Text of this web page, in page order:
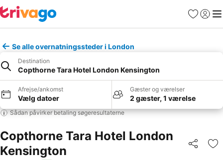
Favoritter
Log ind
Se alle overnatningssteder i London
Destination
Copthorne Tara Hotel London Kensington
Afrejse/ankomst
Vælg datoer
Gæster og værelser
2 gæster, 1 værelse
Sådan påvirker betaling søgeresultaterne
Copthorne Tara Hotel London
Kensington
Del